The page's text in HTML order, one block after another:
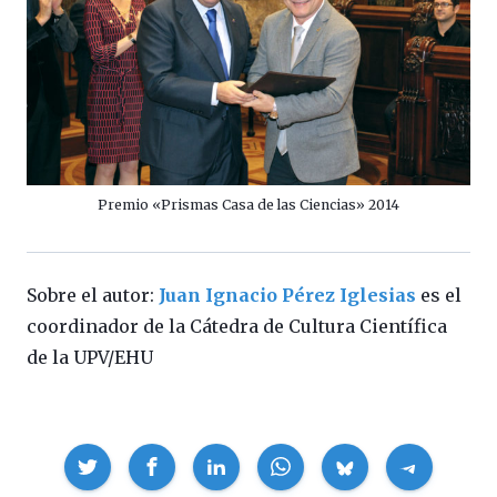
Premio «Prismas Casa de las Ciencias» 2014
Sobre el autor: Juan Ignacio Pérez Iglesias es el
coordinador de la Cátedra de Cultura Científica
de la UPV/EHU
Compartir